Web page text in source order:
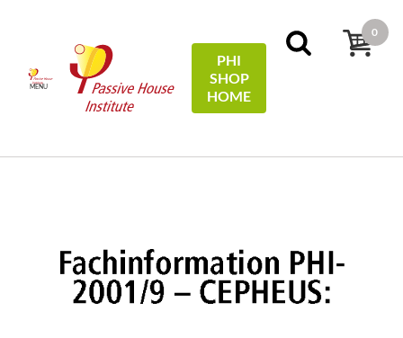
MENU
PHI
SHOP
HOME
0
Technical Information
Wissenschaftliche